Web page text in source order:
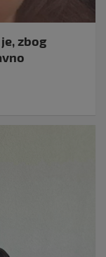
zbog